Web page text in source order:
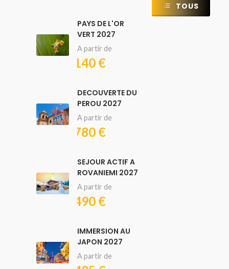
TOUS
PAYS DE L'OR
VERT 2027
A partir de
3140 €
DECOUVERTE DU
PEROU 2027
A partir de
3780 €
SEJOUR ACTIF A
ROVANIEMI 2027
A partir de
2490 €
IMMERSION AU
JAPON 2027
A partir de